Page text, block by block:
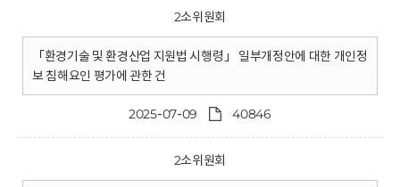
2소위원회
「환경기술 및 환경산업 지원법 시행령」 일부개정안에 대한 개인정
보 침해요인 평가에 관한 건
2025-07-09 40846
2소위원회